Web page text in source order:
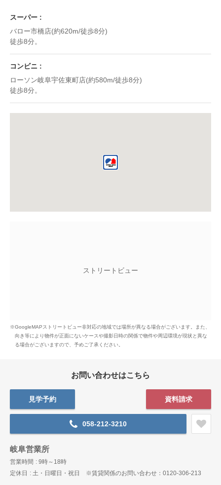
スーパー
バロー市橋店(約620m/徒歩8分)
徒歩8分。
コンビニ
ローソン岐阜宇佐東町店(約580m/徒歩8分)
徒歩8分。
ストリートビュー
※GoogleMAPストリートビュー非対応の地域では場所が異なる場合がございます。
また、
向き等により物件が正面にないケースや撮影日時の関係で物件や周辺環境が現状と異な
る場合がございますので、予めご了承ください。
お問い合わせはこちら
見学予約 資料請求
058-212-3210
岐阜営業所
営業時間
9時～18時
定休日
土・日曜日・祝日 ※賃貸関係のお問い合わせ：0120-306-213